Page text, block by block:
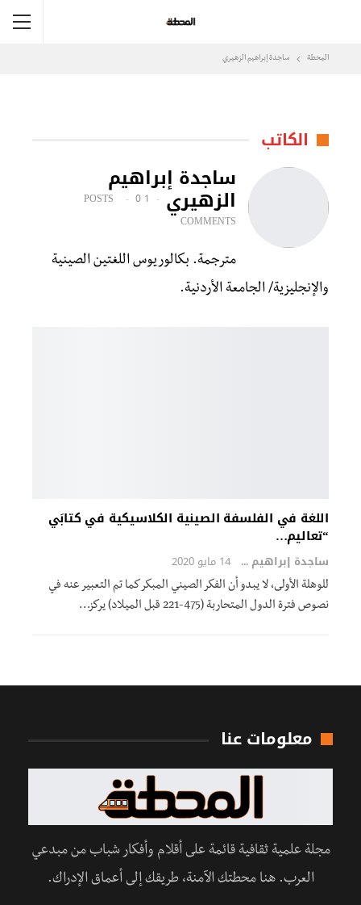
المحطة ساجدة إبراهيم الزهيري
الكاتب
ساجدة إبراهيم
الزهيري 1 POSTS
0
COMMENTS
مترجمة. بكالوريوس اللغتين الصينية
والإنجليزية/ الجامعة الأردنية.
اللغة في الفلسفة الصينية الكلاسيكية في كتابَي
“تعاليم…
ساجدة إبراهيم الزهيري 14 مايو 2020
للوهلة الأولى، لا يبدو أن الفكر الصيني المبكر كما تم التعبير عنه في
نصوص فترة الدول المتحاربة (475-221 قبل الميلاد) يركز…
معلومات عنا
مجلة علمية ثقافية قائمة على أقلام وأفكار شباب من مبدعي
العرب. هنا محطتك الآمنة، طريقك إلى أعماق الإدراك.